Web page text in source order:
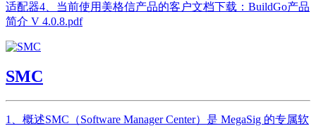
适配器4、当前使用美格信产品的客户文档下载：BuildGo产品
简介 V 4.0.8.pdf
SMC
1、概述SMC（Software Manager Center）是 MegaSig 的专属软